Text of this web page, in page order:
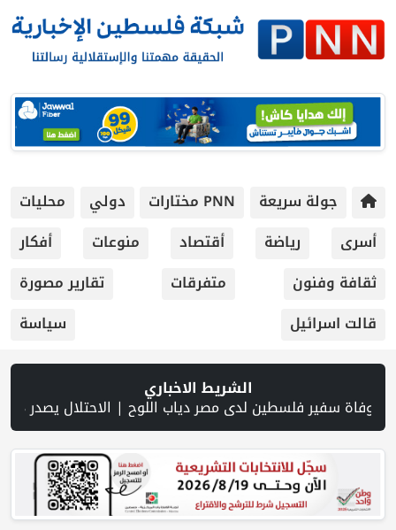
جولة سريعة PNN مختارات دولي
محليات
أسرى
رياضة أقتصاد منوعات
أفكار
ثقافة وفنون
متفرقات
تقارير مصورة
قالت اسرائيل
سياسة
الشريط الاخباري
جيش الاحتلال في الضفة | قصف وإطلاق نار إسرائيلي متواصل يستهدف النازحين في غزة | الجيش الإسرائيلي: أنهينا 80% من "مشروع الشرق" على الحدود مع سوريا | الاحتلال يقتحم عدة قرى في نابلس ويداهم منازل ويستجوب مواطنين | اسعار صرف العملات | حملة في الولايات المتحدة تدعو الأطباء لمقاطعة الجمعية الطبية الأمريكية احتجاجاً على موقفها من غزة | مفاوضات هرمز تتقدم وسط مؤشرات على تهدئة | إسرائيل: مشروع إماراتي لإقامة مجمّع خيام في غزة تحت إشراف الجيش